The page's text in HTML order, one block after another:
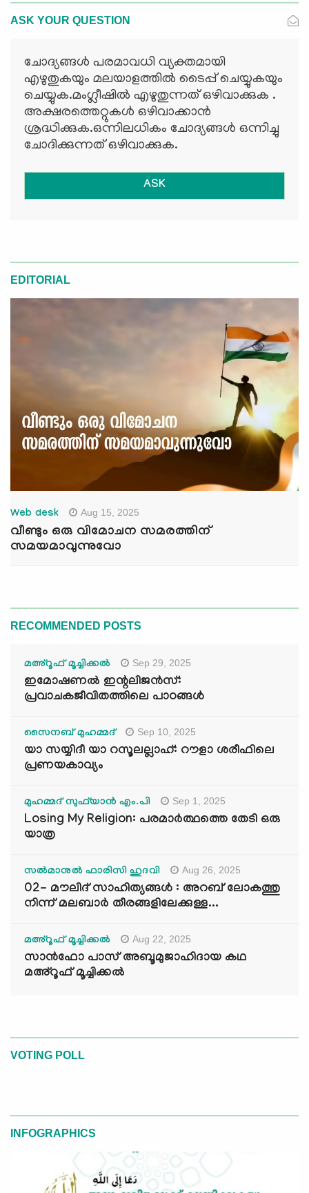
ASK YOUR QUESTION
ചോദ്യങ്ങള്‍ പരമാവധി വ്യക്തമായി
എഴുതുകയും മലയാളത്തില്‍ ടൈപ്പ് ചെയ്യുകയും
ചെയ്യുക.മംഗ്ലീഷില്‍ എഴുതുന്നത് ഒഴിവാക്കുക .
അക്ഷരത്തെറ്റുകള്‍ ഒഴിവാക്കാന്‍
ശ്രദ്ധിക്കുക.ഒന്നിലധികം ചോദ്യങ്ങള്‍ ഒന്നിച്ചു
ചോദിക്കുന്നത് ഒഴിവാക്കുക.
ASK
EDITORIAL
Web desk Aug 15, 2025
വീണ്ടും ഒരു വിമോചന സമരത്തിന്
സമയമാവുന്നുവോ
RECOMMENDED POSTS
മഅ്റൂഫ് മൂച്ചിക്കല്‍ Sep 29, 2025
ഇമോഷണൽ ഇന്റലിജൻസ്:
പ്രവാചകജീവിതത്തിലെ പാഠങ്ങൾ
സൈനബ് മുഹമ്മദ് Sep 10, 2025
യാ സയ്യിദീ യാ റസൂലല്ലാഹ്: റൗളാ ശരീഫിലെ
പ്രണയകാവ്യം
മുഹമ്മദ് സുഫ്‌യാൻ എം.പി Sep 1, 2025
Losing My Religion: പരമാർത്ഥത്തെ തേടി ഒരു
യാത്ര
സൽമാനുൽ ഫാരിസി ഹുദവി Aug 26, 2025
02- മൗലിദ് സാഹിത്യങ്ങൾ : അറബ് ലോകത്തു
നിന്ന് മലബാർ തീരങ്ങളിലേക്കുള്ള...
മഅ്റൂഫ് മൂച്ചിക്കല്‍ Aug 22, 2025
സാൻഫോ പാസ് അബൂമുജാഹിദായ കഥ
മഅ്റൂഫ് മൂച്ചിക്കല്‍
VOTING POLL
INFOGRAPHICS